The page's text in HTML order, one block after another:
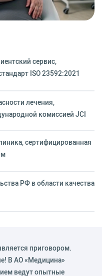
сервиc,
ISO 23592:2021
лечения,
комиссией JCI
сертифицированная
РФ в области качества
приговором.
В АО «Медицина»
ведут опытные